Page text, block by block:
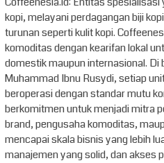
kopi, melayani perdagangan biji
turunan seperti kulit kopi.
komoditas dengan kearifan lokal
domestik maupun internasional. Di
Muhammad Ibnu Rusydi, setiap
beroperasi dengan standar mutu
berkomitmen untuk menjadi mitra
brand, pengusaha komoditas,
mencapai skala bisnis yang lebih
manajemen yang solid, dan akses